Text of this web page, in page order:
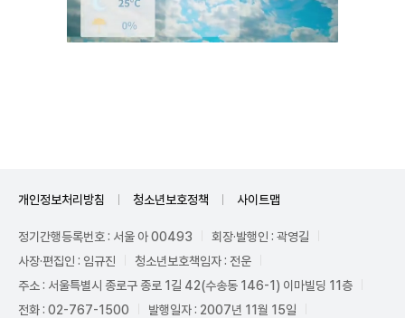
개인정보처리방침 청소년보호정책 사이트맵
정기간행등록번호 : 서울 아 00493
회장·발행인 : 곽영길
사장·편집인 : 임규진
청소년보호책임자 : 전운
주소 : 서울특별시 종로구 종로 1길 42(수송동 146-1) 이마빌딩 11층
전화 : 02-767-1500
발행일자 : 2007년 11월 15일